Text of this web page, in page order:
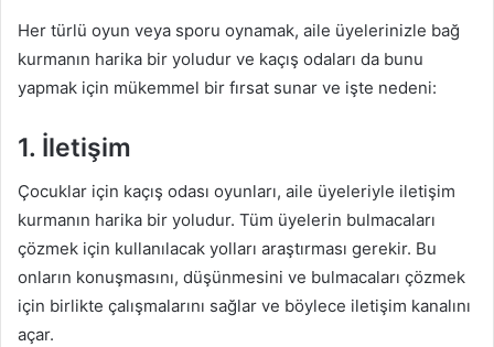
Her türlü oyun veya sporu oynamak, aile üyelerinizle bağ
kurmanın harika bir yoludur ve kaçış odaları da bunu
yapmak için mükemmel bir fırsat sunar ve işte nedeni:
1. İletişim
Çocuklar için kaçış odası oyunları, aile üyeleriyle iletişim
kurmanın harika bir yoludur. Tüm üyelerin bulmacaları
çözmek için kullanılacak yolları araştırması gerekir. Bu
onların konuşmasını, düşünmesini ve bulmacaları çözmek
için birlikte çalışmalarını sağlar ve böylece iletişim kanalını
açar.